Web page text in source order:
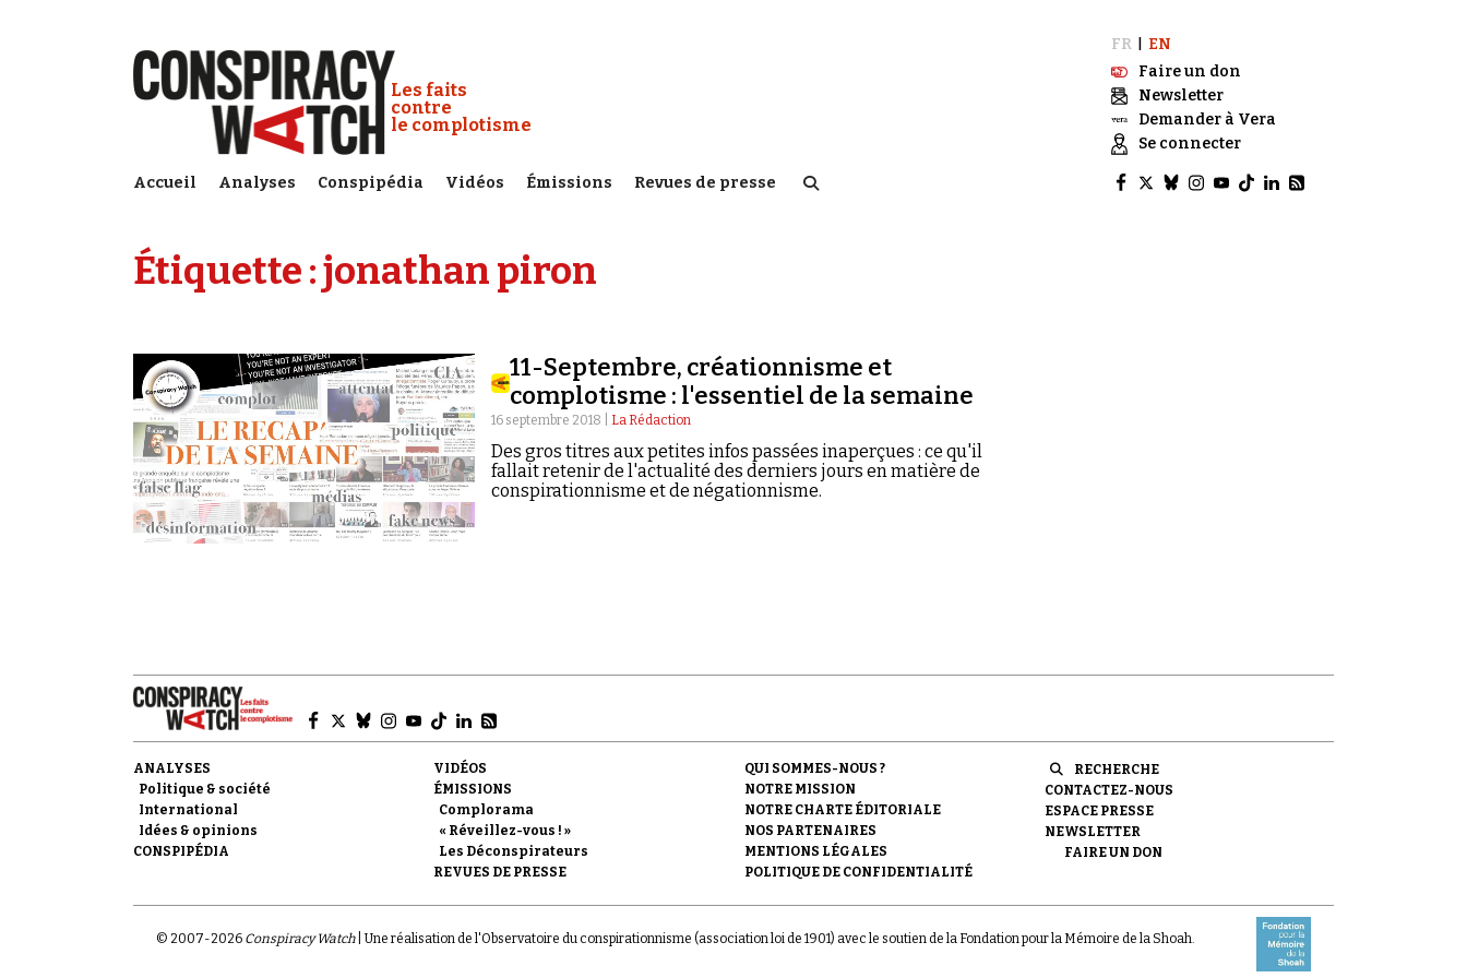
Conspiracy Watch :
Les faits
contre
le complotisme
Accueil Analyses Conspipédia Vidéos Émissions Revues de presse
FR
EN
Faire un don
Newsletter
Demander à Vera
Se connecter
Étiquette :jonathan piron
11-Septembre, créationnisme et
complotisme : l'essentiel de la semaine
16 septembre 2018 | La Rédaction
Des gros titres aux petites infos passées inaperçues : ce qu'il
fallait retenir de l'actualité des derniers jours en matière de
conspirationnisme et de négationnisme.
ANALYSES
Politique & société
International
Idées & opinions
CONSPIPÉDIA
VIDÉOS
ÉMISSIONS
Complorama
« Réveillez-vous ! »
Les Déconspirateurs
REVUES DE PRESSE
QUI SOMMES-NOUS ?
NOTRE MISSION
NOTRE CHARTE ÉDITORIALE
NOS PARTENAIRES
MENTIONS LÉGALES
POLITIQUE DE CONFIDENTIALITÉ
RECHERCHE
CONTACTEZ-NOUS
ESPACE PRESSE
NEWSLETTER
FAIRE UN DON
© 2007-2026 Conspiracy Watch| Une réalisation de l'Observatoire du conspirationnisme (association loi de 1901) avec le soutien de la Fondation pour la Mémoire de la Shoah.